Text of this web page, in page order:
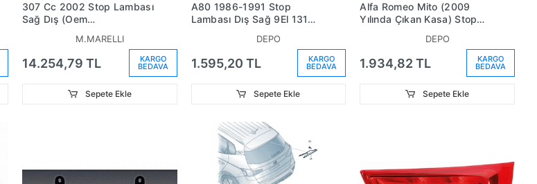
307 Cc 2002 Stop Lambası
Sağ Dış (Oem
M.MARELLI
14.254,79 TL KARGO
BEDAVA
Sepete Ekle
A80 1986-1991 Stop
Lambası Dış Sağ 9El 131
No:893945218B)
DEPO
1.595,20 TL KARGO
BEDAVA
Sepete Ekle
Alfa Romeo Mito (2009
Yılında Çıkan Kasa) Stop
No:50508594)DEPO
1.934,82 TL KARGO
BEDAVA
Sepete Ekle